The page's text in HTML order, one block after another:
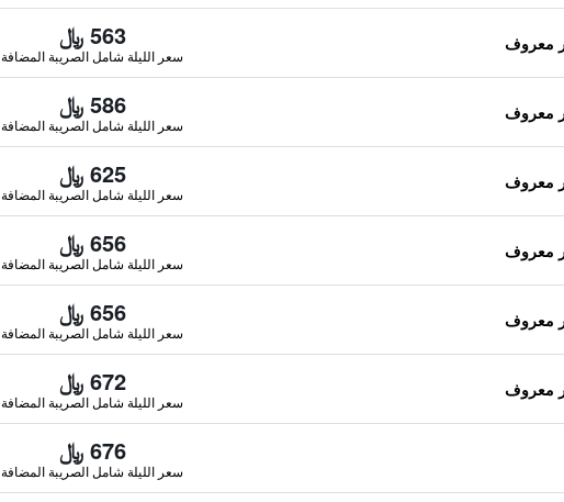
563 ﷼
سعر الليلة شامل الصريبة المضافة
586 ﷼
سعر الليلة شامل الصريبة المضافة
625 ﷼
سعر الليلة شامل الصريبة المضافة
656 ﷼
سعر الليلة شامل الصريبة المضافة
656 ﷼
سعر الليلة شامل الصريبة المضافة
672 ﷼
سعر الليلة شامل الصريبة المضافة
676 ﷼
سعر الليلة شامل الصريبة المضافة